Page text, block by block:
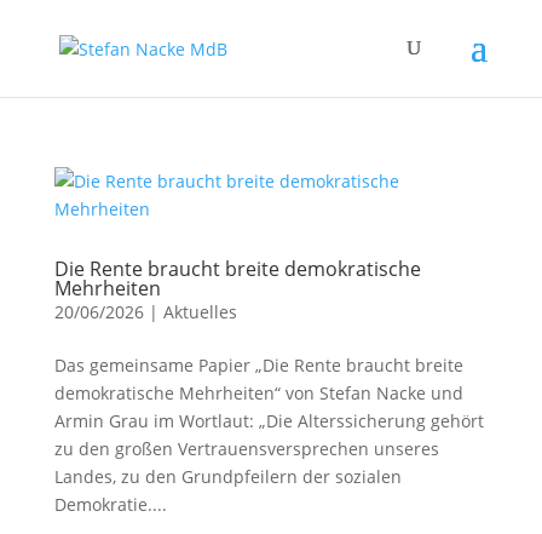
Die Rente braucht breite demokratische
Mehrheiten
20/06/2026| Aktuelles
Das gemeinsame Papier „Die Rente braucht breite
demokratische Mehrheiten“ von Stefan Nacke und
Armin Grau im Wortlaut: „Die Alterssicherung gehört
zu den großen Vertrauensversprechen unseres
Landes, zu den Grundpfeilern der sozialen
Demokratie....